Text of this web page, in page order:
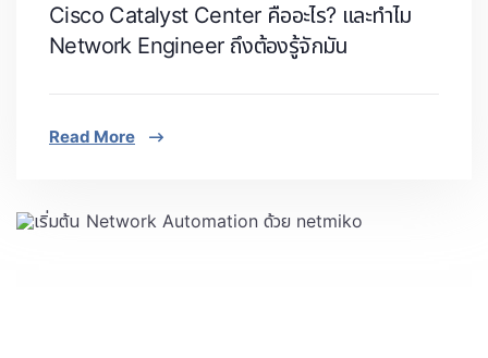
Cisco Catalyst Center คืออะไร? และทำไม
Network Engineer ถึงต้องรู้จักมัน
Read More